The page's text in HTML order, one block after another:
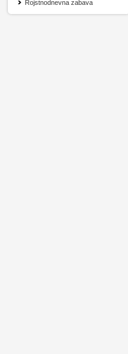
Rojstnodnevna zabava